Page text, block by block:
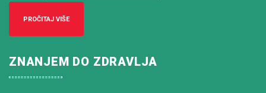
PROČITAJ VIŠE
ZNANJEM DO ZDRAVLJA